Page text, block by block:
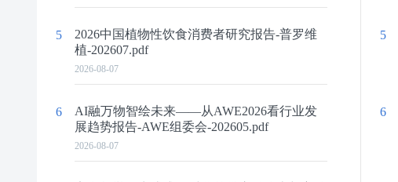
5
2026中国植物性饮食消费者研究报告-普罗维
植-202607.pdf
2026-08-07
6
AI融万物智绘未来——从AWE2026看行业发
展趋势报告-AWE组委会-202605.pdf
2026-08-07
5
6